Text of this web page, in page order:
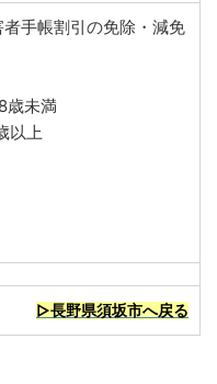
手帳割引の免除・減免
歳未満
以上
▷長野県須坂市へ戻る